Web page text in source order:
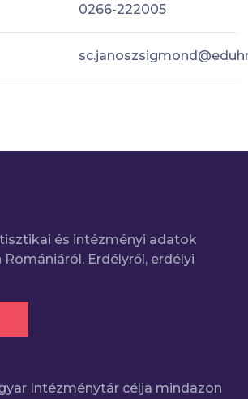
0266-222005
és intézményi adatok
Erdélyről, erdélyi
Intézménytár célja mindazon